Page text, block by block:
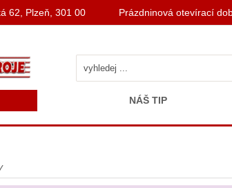
NÁŠ TIP
62, Plzeň, 301 00 Prázdninová otevírací